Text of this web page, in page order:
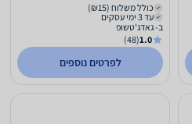
כולל משלוח (₪15)
עד 3 ימי עסקים
ב- גאדג'טשופ
1.0
(48)
לפרטים נוספים